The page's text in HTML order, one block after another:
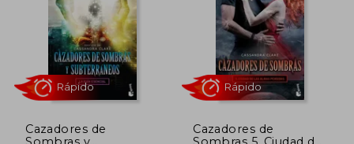
contemporánea.
Cazadores de
Cazadores de